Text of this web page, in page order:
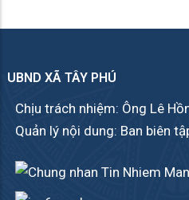
UBND XÃ TÂY PHÚ
Chịu trách nhiệm: Ông Lê
Quản lý nội dung: Ban biên